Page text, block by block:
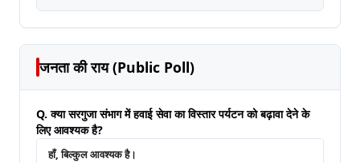
जनता की राय (Public Poll)
Q. क्या सरगुजा संभाग में हवाई सेवा का विस्तार पर्यटन को बढ़ावा देने के
लिए आवश्यक है?
हाँ, बिल्कुल आवश्यक है।